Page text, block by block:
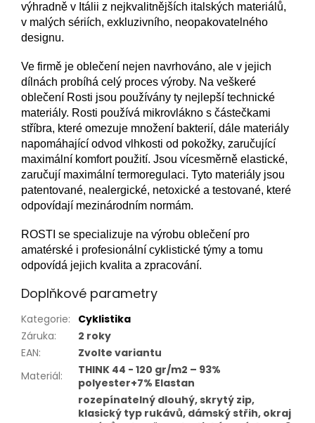
výhradně v Itálii z nejkvalitnějších italských materiálů,
v malých sériích, exkluzivního, neopakovatelného
designu.
Ve firmě je oblečení nejen navrhováno, ale v jejich
dílnách probíhá celý proces výroby. Na veškeré
oblečení Rosti jsou používány ty nejlepší technické
materiály. Rosti používá mikrovlákno s částečkami
stříbra, které omezuje množení bakterií, dále materiály
napomáhající odvod vlhkosti od pokožky, zaručující
maximální komfort použití. Jsou vícesměrně elastické,
zaručují maximální termoregulaci. Tyto materiály jsou
patentované, nealergické, netoxické a testované, které
odpovídají mezinárodním normám.
ROSTI se specializuje na výrobu oblečení pro
amatérské i profesionální cyklistické týmy a tomu
odpovídá jejich kvalita a zpracování.
Doplňkové parametry
Kategorie:
Cyklistika
Záruka:
2 roky
EAN:
Zvolte variantu
Materiál:
THINK 44 - 120 gr/m2 – 93%
polyester+7% Elastan
rozepínatelný dlouhý, skrytý zip,
klasický typ rukávů, dámský střih, okraj